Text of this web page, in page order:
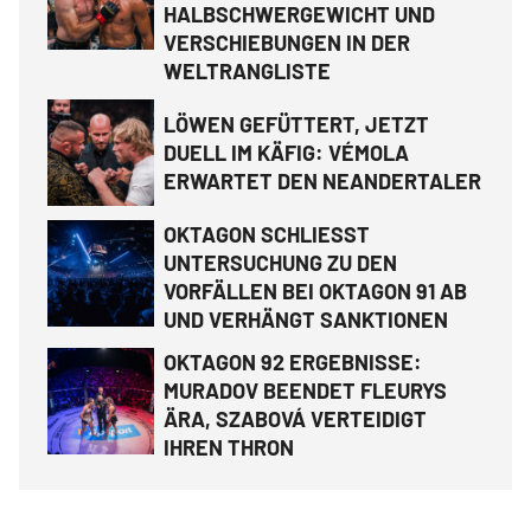
HALBSCHWERGEWICHT UND
VERSCHIEBUNGEN IN DER
WELTRANGLISTE
LÖWEN GEFÜTTERT, JETZT
DUELL IM KÄFIG: VÉMOLA
ERWARTET DEN NEANDERTALER
OKTAGON SCHLIESST
UNTERSUCHUNG ZU DEN
VORFÄLLEN BEI OKTAGON 91 AB
UND VERHÄNGT SANKTIONEN
OKTAGON 92 ERGEBNISSE:
MURADOV BEENDET FLEURYS
ÄRA, SZABOVÁ VERTEIDIGT
IHREN THRON